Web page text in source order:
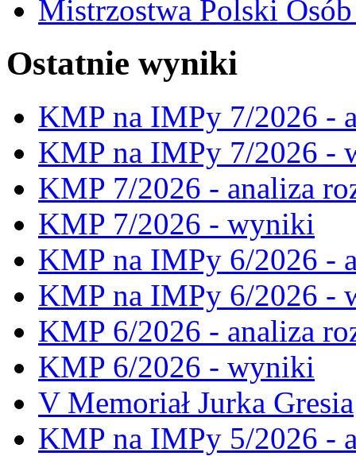
Mistrzostwa Polski
Ostatnie wyniki
KMP na IMPy 7/2026 -
KMP na IMPy 7/2026 -
KMP 7/2026 - analiza
KMP 7/2026 - wyniki
KMP na IMPy 6/2026 -
KMP na IMPy 6/2026 -
KMP 6/2026 - analiza
KMP 6/2026 - wyniki
V Memoriał Jurka Gresia
KMP na IMPy 5/2026 -